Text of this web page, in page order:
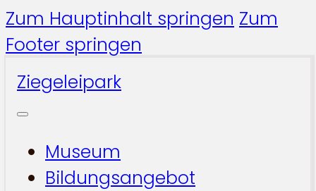
Zum Hauptinhalt springen Zum
Footer springen
Ziegeleipark
Museum
Bildungsangebot